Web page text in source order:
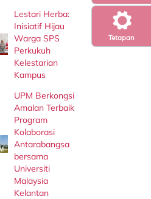
Tetapan
Lestari Herba:
Inisiatif Hijau
Warga SPS
Perkukuh
Kelestarian
Kampus
UPM Berkongsi
Amalan Terbaik
Program
Kolaborasi
Antarabangsa
bersama
Universiti
Malaysia
Kelantan